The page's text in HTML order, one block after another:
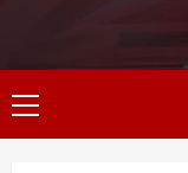
Primair
menu